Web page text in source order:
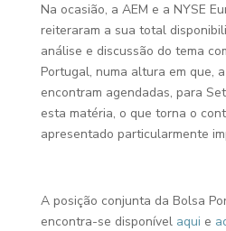
Na ocasião, a AEM e a NYSE
reiteraram a sua total
análise e discussão do tema
Portugal, numa altura em que,
encontram agendadas, para
esta matéria, o que torna o
apresentado particularmente
A posição conjunta da Bolsa
encontra-se disponível aqui e